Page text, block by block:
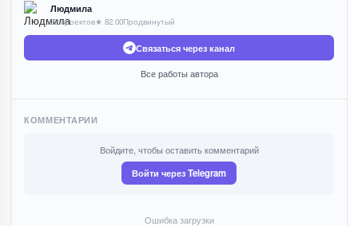
Людмила
22 проектов★ 82.00Продвинутый
Связаться через канал
Все работы автора
КОММЕНТАРИИ
Войдите, чтобы оставить комментарий
Войти через Telegram
Ошибка загрузки